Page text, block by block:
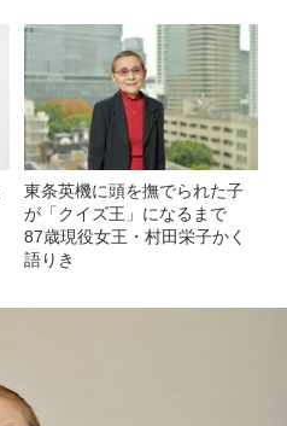
東条英機に頭を撫でられた子
が「クイズ王」になるまで
87歳現役女王・村田栄子かく
語りき